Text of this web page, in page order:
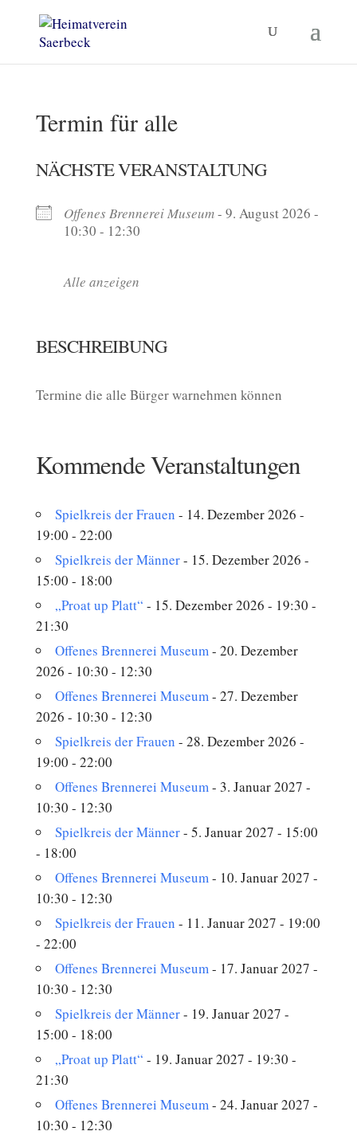
Termin für alle
NÄCHSTE VERANSTALTUNG
Offenes Brennerei Museum- 9. August 2026 -
10:30 - 12:30
Alle anzeigen
BESCHREIBUNG
Termine die alle Bürger warnehmen können
Kommende Veranstaltungen
Spielkreis der Frauen - 14. Dezember 2026 -
19:00 - 22:00
Spielkreis der Männer- 15. Dezember 2026 -
15:00 - 18:00
„Proat up Platt“ - 15. Dezember 2026 - 19:30 -
21:30
Offenes Brennerei Museum- 20. Dezember
2026 - 10:30 - 12:30
Offenes Brennerei Museum- 27. Dezember
2026 - 10:30 - 12:30
Spielkreis der Frauen - 28. Dezember 2026 -
19:00 - 22:00
Offenes Brennerei Museum- 3. Januar 2027 -
10:30 - 12:30
Spielkreis der Männer- 5. Januar 2027 - 15:00
- 18:00
Offenes Brennerei Museum- 10. Januar 2027 -
10:30 - 12:30
Spielkreis der Frauen - 11. Januar 2027 - 19:00
- 22:00
Offenes Brennerei Museum- 17. Januar 2027 -
10:30 - 12:30
Spielkreis der Männer- 19. Januar 2027 -
15:00 - 18:00
„Proat up Platt“ - 19. Januar 2027 - 19:30 -
21:30
Offenes Brennerei Museum- 24. Januar 2027 -
10:30 - 12:30